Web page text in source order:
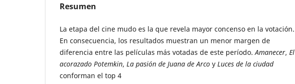
Resumen
La etapa del cine mudo es la que revela mayor concenso en la votación.
En consecuencia, los resultados muestran un menor margen de
diferencia entre las películas más votadas de este período.Amanecer, El
acorazado Potemkin, La pasión de Juana de Arco y Luces de la ciudad
conforman el top 4